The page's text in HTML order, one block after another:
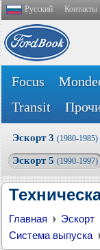
Русский Контакты
Focus
Transit
Эскорт 3 (1980-1985)
Эскорт 5 (1990-1997)
Главная Эскорт
Система выпуска